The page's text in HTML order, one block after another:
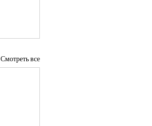
Смотреть все